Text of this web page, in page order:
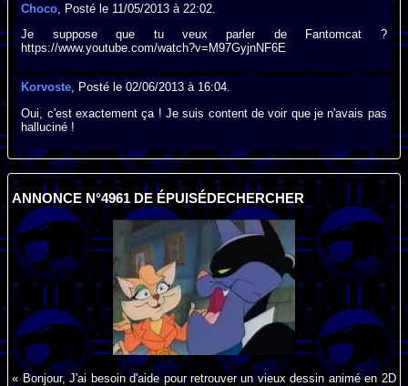
Choco , Posté le 11/05/2013 à 22:02.
Je suppose que tu veux parler de Fantomcat ?
https://www.youtube.com/watch?v=M97GyjnNF6E
Korvoste, Posté le 02/06/2013 à 16:04.
Oui, c'est exactement ça ! Je suis content de voir que je n'avais pas
halluciné !
ANNONCE N°4961 DE ÉPUISÉDECHERCHER
« Bonjour, J'ai besoin d'aide pour retrouver un vieux dessin animé en 2D